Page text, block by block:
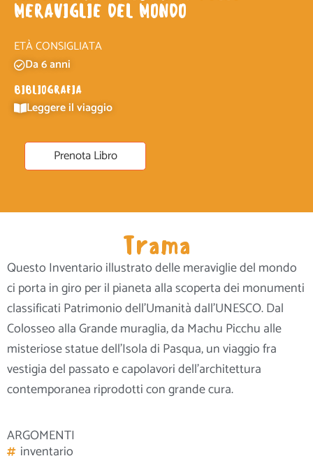
MERAVIGLIE DEL MONDO
ETÀ CONSIGLIATA
Da 6 anni
BIBLIOGRAFIA
Leggere il viaggio
Prenota Libro
Trama
Questo Inventario illustrato delle meraviglie del mondo
ci porta in giro per il pianeta alla scoperta dei monumenti
classificati Patrimonio dell’Umanità dall’UNESCO. Dal
Colosseo alla Grande muraglia, da Machu Picchu alle
misteriose statue dell’Isola di Pasqua, un viaggio fra
vestigia del passato e capolavori dell’architettura
contemporanea riprodotti con grande cura.
ARGOMENTI
inventario